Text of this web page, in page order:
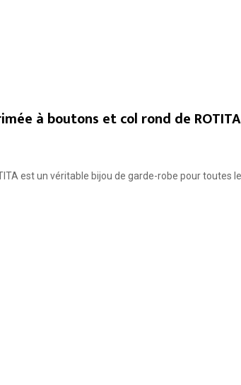
à boutons et col rond de
est un véritable bijou de garde-robe pour toutes